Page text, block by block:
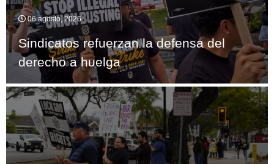
06 agosto, 2026
Sindicatos refuerzan la defensa del
derecho a huelga